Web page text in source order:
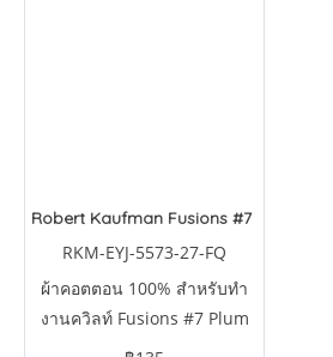
Robert Kaufman Fusions #7 Plum Juice
RKM-EYJ-5573-27-FQ
ผ้าคอตตอน 100% สำหรับทำ
งานควิลท์ Fusions #7 Plum
Juice by Studio RK